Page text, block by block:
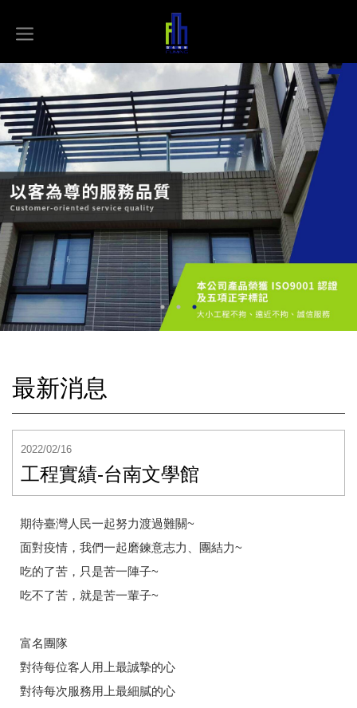
最新消息
2022/02/16
工程實績-台南文學館
期待臺灣人民一起努力渡過難關~
面對疫情，我們一起磨鍊意志力、團結力~
吃的了苦，只是苦一陣子~
吃不了苦，就是苦一輩子~
富名團隊
對待每位客人用上最誠摯的心
對待每次服務用上最細膩的心